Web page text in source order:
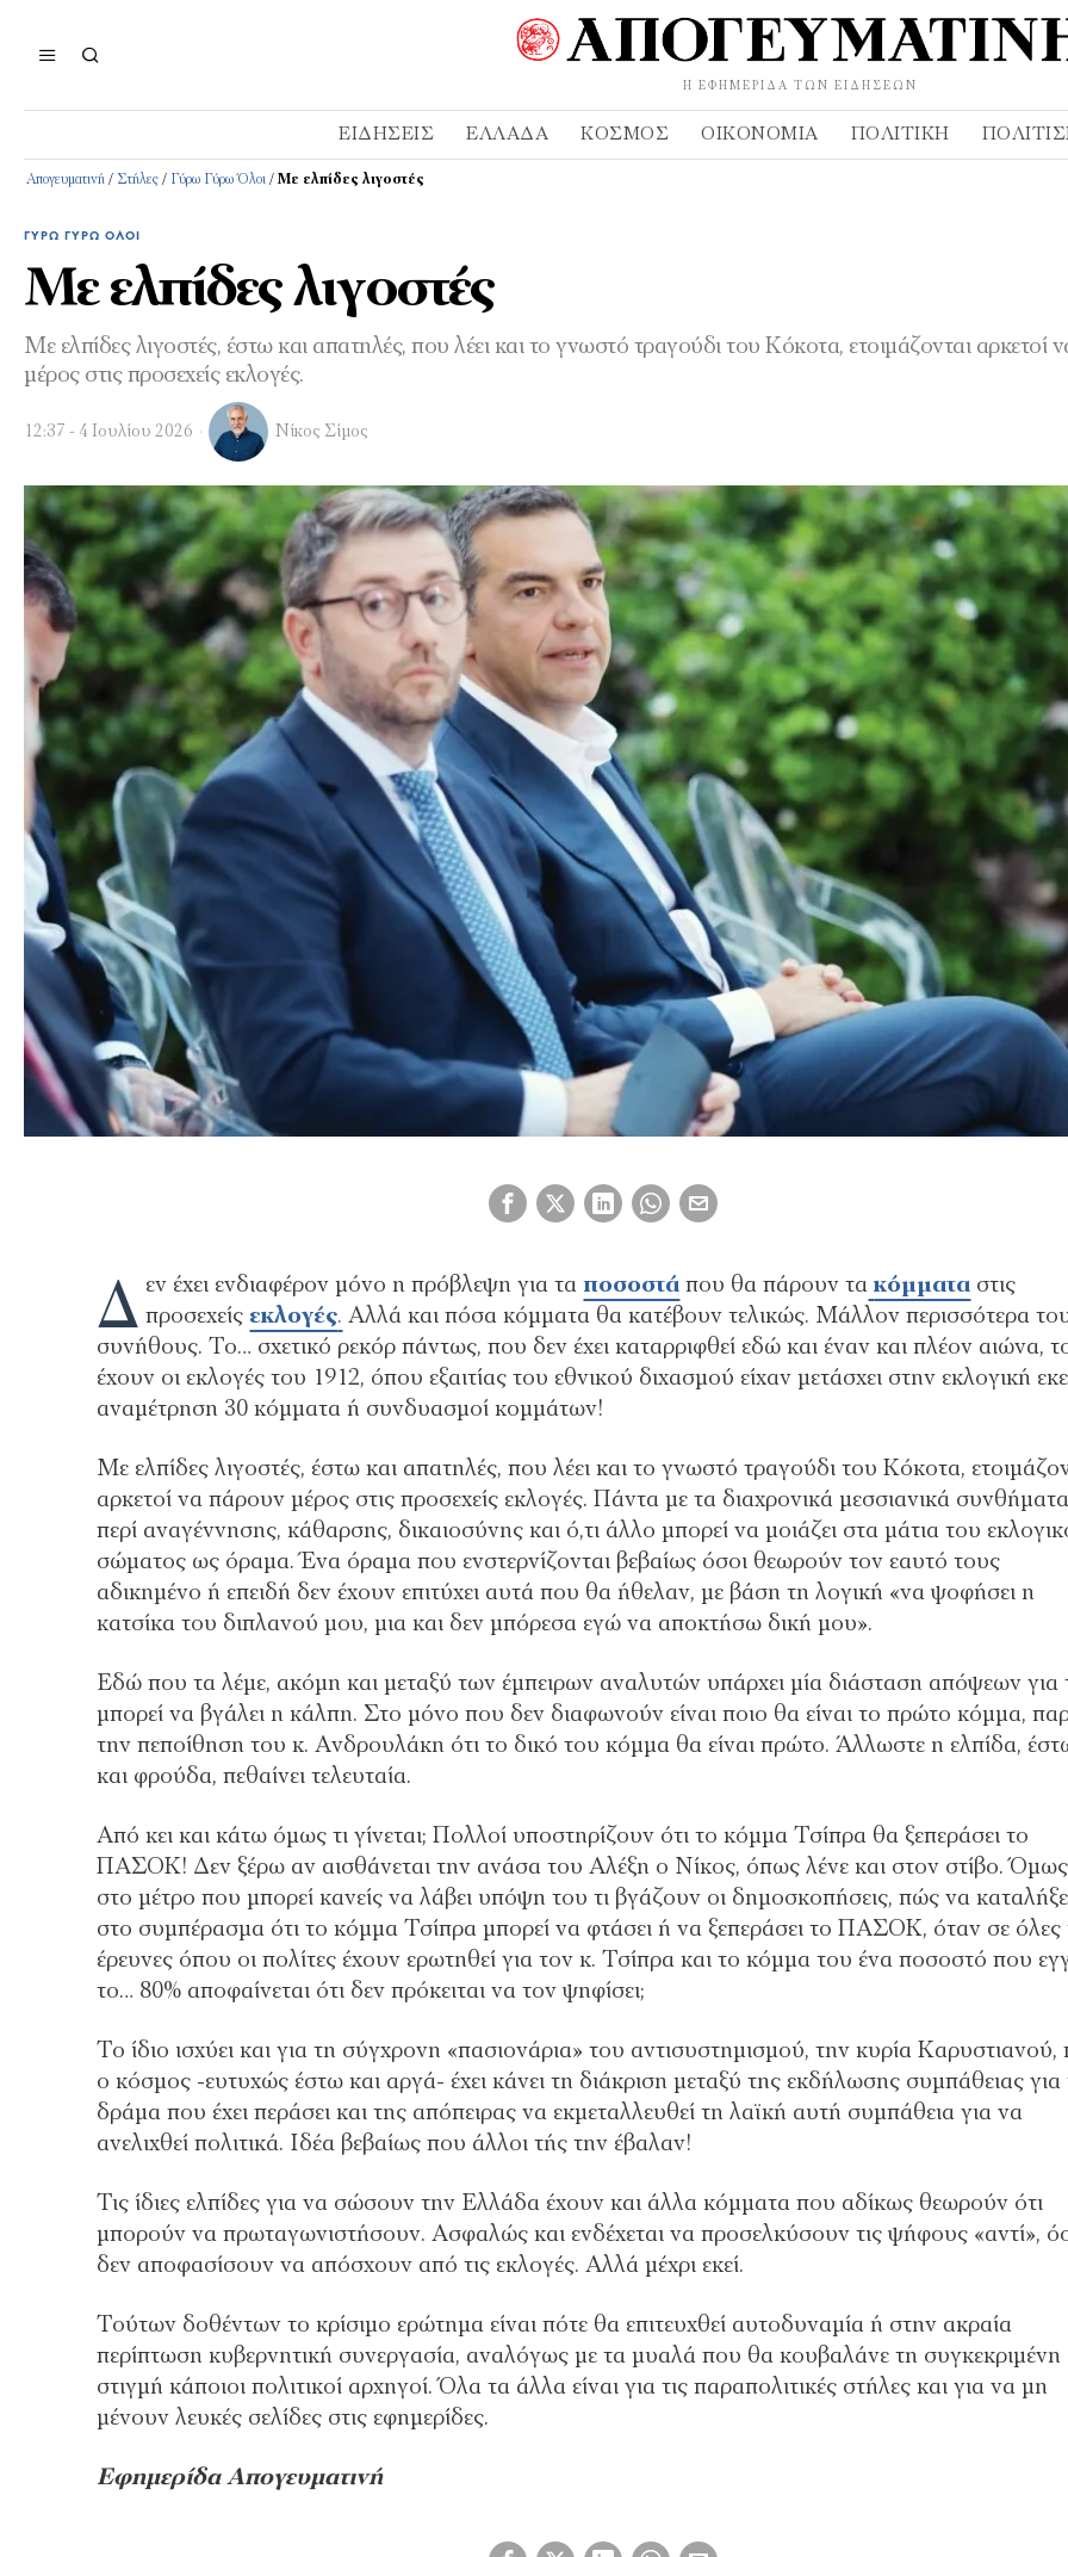
Η ΕΦΗΜΕΡΊΔΑ ΤΩΝ ΕΙΔΉΣΕΩΝ
ΕΙΔΉΣΕΙΣ ΕΛΛΆΔΑ ΚΌΣΜΟΣ ΟΙΚΟΝΟΜΊΑ ΠΟΛΙΤΙΚΉ
Απογευματινή / Στήλες / Γύρω Γύρω Όλοι / Με ελπίδες λιγοστές
ΓΎΡΩ ΓΎΡΩ ΌΛΟΙ
Με ελπίδες λιγοστές
Με ελπίδες λιγοστές, έστω και απατηλές, που λέει και το γνωστό τραγούδι του Κόκοτα, ετοιμάζονται αρκετοί
μέρος στις προσεχείς εκλογές.
12:37 - 4 Ιουλίου 2026 Νίκος Σίμος
Δ εν έχει ενδιαφέρον μόνο η πρόβλεψη για ταποσοστά που θα πάρουν τα κόμματα στις
προσεχείς εκλογές. Αλλά και πόσα κόμματα θα κατέβουν τελικώς. Μάλλον περισσότερα
συνήθους. Το… σχετικό ρεκόρ πάντως, που δεν έχει καταρριφθεί εδώ και έναν και πλέον αιώνα,
έχουν οι εκλογές του 1912, όπου εξαιτίας του εθνικού διχασμού είχαν μετάσχει στην εκλογική
αναμέτρηση 30 κόμματα ή συνδυασμοί κομμάτων!
Με ελπίδες λιγοστές, έστω και απατηλές, που λέει και το γνωστό τραγούδι του Κόκοτα,
αρκετοί να πάρουν μέρος στις προσεχείς εκλογές. Πάντα με τα διαχρονικά μεσσιανικά συνθήματα
περί αναγέννησης, κάθαρσης, δικαιοσύνης και ό,τι άλλο μπορεί να μοιάζει στα μάτια του
σώματος ως όραμα. Ένα όραμα που ενστερνίζονται βεβαίως όσοι θεωρούν τον εαυτό τους
αδικημένο ή επειδή δεν έχουν επιτύχει αυτά που θα ήθελαν, με βάση τη λογική «να ψοφήσει η
κατσίκα του διπλανού μου, μια και δεν μπόρεσα εγώ να αποκτήσω δική μου».
Εδώ που τα λέμε, ακόμη και μεταξύ των έμπειρων αναλυτών υπάρχει μία διάσταση απόψεων για
μπορεί να βγάλει η κάλπη. Στο μόνο που δεν διαφωνούν είναι ποιο θα είναι το πρώτο κόμμα,
την πεποίθηση του κ. Ανδρουλάκη ότι το δικό του κόμμα θα είναι πρώτο. Άλλωστε η ελπίδα,
και φρούδα, πεθαίνει τελευταία.
Από κει και κάτω όμως τι γίνεται; Πολλοί υποστηρίζουν ότι το κόμμα Τσίπρα θα ξεπεράσει το
ΠΑΣΟΚ! Δεν ξέρω αν αισθάνεται την ανάσα του Αλέξη ο Νίκος, όπως λένε και στον στίβο.
στο μέτρο που μπορεί κανείς να λάβει υπόψη του τι βγάζουν οι δημοσκοπήσεις, πώς να
στο συμπέρασμα ότι το κόμμα Τσίπρα μπορεί να φτάσει ή να ξεπεράσει το ΠΑΣΟΚ, όταν σε όλες
έρευνες όπου οι πολίτες έχουν ερωτηθεί για τον κ. Τσίπρα και το κόμμα του ένα ποσοστό που
το… 80% αποφαίνεται ότι δεν πρόκειται να τον ψηφίσει;
Το ίδιο ισχύει και για τη σύγχρονη «πασιονάρια» του αντισυστημισμού, την κυρία Καρυστιανού,
ο κόσμος -ευτυχώς έστω και αργά- έχει κάνει τη διάκριση μεταξύ της εκδήλωσης συμπάθειας για
δράμα που έχει περάσει και της απόπειρας να εκμεταλλευθεί τη λαϊκή αυτή συμπάθεια για να
ανελιχθεί πολιτικά. Ιδέα βεβαίως που άλλοι τής την έβαλαν!
Τις ίδιες ελπίδες για να σώσουν την Ελλάδα έχουν και άλλα κόμματα που αδίκως θεωρούν ότι
μπορούν να πρωταγωνιστήσουν. Ασφαλώς και ενδέχεται να προσελκύσουν τις ψήφους «αντί»,
δεν αποφασίσουν να απόσχουν από τις εκλογές. Αλλά μέχρι εκεί.
Τούτων δοθέντων το κρίσιμο ερώτημα είναι πότε θα επιτευχθεί αυτοδυναμία ή στην ακραία
περίπτωση κυβερνητική συνεργασία, αναλόγως με τα μυαλά που θα κουβαλάνε τη συγκεκριμένη
στιγμή κάποιοι πολιτικοί αρχηγοί. Όλα τα άλλα είναι για τις παραπολιτικές στήλες και για να μη
μένουν λευκές σελίδες στις εφημερίδες.
Εφημερίδα Απογευματινή